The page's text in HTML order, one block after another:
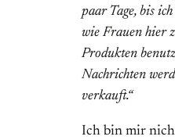
paar Tage, bis
wie Frauen hier
Produkten
Nachrichten
verkauft.“
Ich bin mir